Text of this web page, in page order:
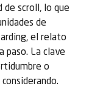
de scroll, lo que
de
el relato
paso. La clave
o